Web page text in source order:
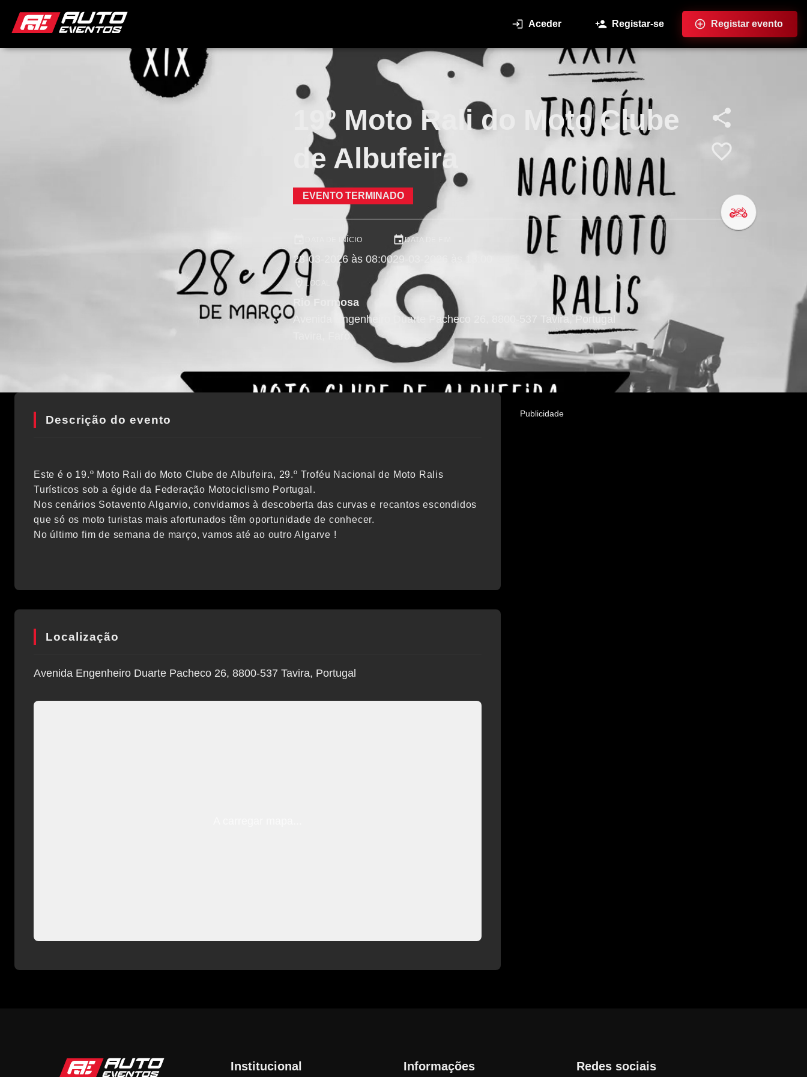
Aceder Registar-se Registar evento
19º Moto Rali do Moto Clube
de Albufeira
EVENTO TERMINADO
DATA DE INÍCIO
28-03-2026 às 08:00
DATA DE FIM
29-03-2026 às 13:00
LOCAL
Rio Formosa
Avenida Engenheiro Duarte Pacheco 26, 8800-537 Tavira, Portugal
, Faro
Descrição do evento
Este é o 19.º Moto Rali do Moto Clube de Albufeira, 29.º Troféu Nacional de Moto Ralis
Turísticos sob a égide da Federação Motociclismo Portugal.
Nos cenários Sotavento Algarvio, convidamos à descoberta das curvas e recantos escondidos
que só os moto turistas mais afortunados têm oportunidade de conhecer.
No último fim de semana de março, vamos até ao outro Algarve !
Localização
Avenida Engenheiro Duarte Pacheco 26, 8800-537 Tavira, Portugal
Publicidade
Institucional Informações Redes sociais